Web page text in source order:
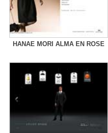
HANAE MORI ALMA EN ROSE